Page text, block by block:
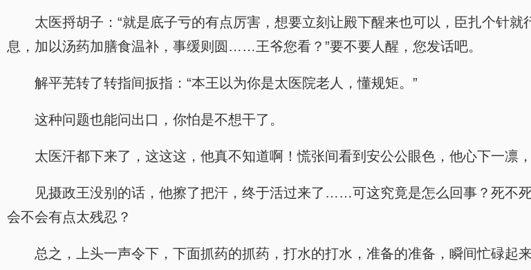
太医捋胡子：“就是底子亏的有点厉害，想要立刻让殿下醒来也可以，臣扎个针
息，加以汤药加膳食温补，事缓则圆……王爷您看？”要不要人醒，您发话吧。
解平芜转了转指间扳指：“本王以为你是太医院老人，懂规矩。”
这种问题也能问出口，你怕是不想干了。
太医汗都下来了，这这这，他真不知道啊！慌张间看到安公公眼色，他心下一凛
见摄政王没别的话，他擦了把汗，终于活过来了……可这究竟是怎么回事？死不
会不会有点太残忍？
总之，上头一声令下，下面抓药的抓药，打水的打水，准备的准备，瞬间忙碌起来